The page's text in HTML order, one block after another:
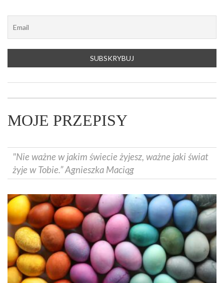
MOJE PRZEPISY
"Nie ważne w jakim świecie żyjesz, ważne jaki świat
żyje w Tobie.” Agnieszka Maciąg